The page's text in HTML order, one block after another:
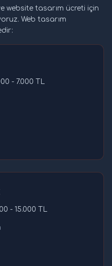
website tasarım ücreti için
Web tasarım
- 7.000 TL
- 15.000 TL